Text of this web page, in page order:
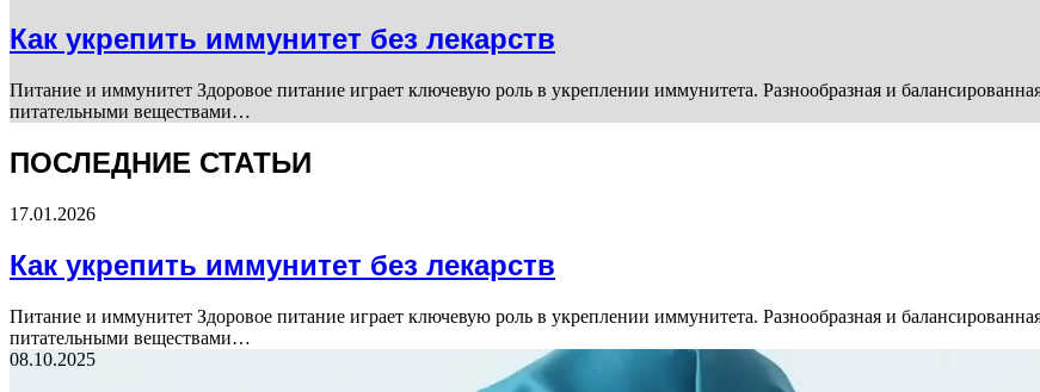
Как укрепить иммунитет без лекарств
Питание и иммунитет Здоровое питание играет ключевую роль в укреплении иммунитета. Разнообразная и
питательными веществами…
ПОСЛЕДНИЕ СТАТЬИ
17.01.2026
Как укрепить иммунитет без лекарств
Питание и иммунитет Здоровое питание играет ключевую роль в укреплении иммунитета. Разнообразная и
питательными веществами…
08.10.2025